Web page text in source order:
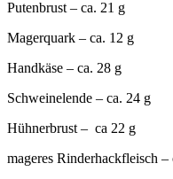
Putenbrust – ca. 21 g
Magerquark – ca. 12 g
Handkäse – ca. 28 g
Schweinelende – ca. 24 g
Hühnerbrust – ca 22 g
mageres Rinderhackfleisch –